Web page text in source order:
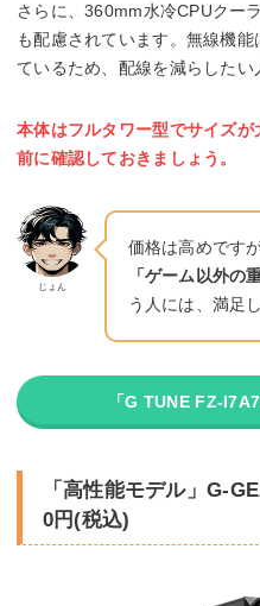
さらに、360mm水冷CPUクー
も配慮されています。無線機
ているため、配線を減らしたい
本体はフルタワー型でサイズ
前に確認しておきましょう。
じょん
価格は高めですが
「ゲーム以外の
う人には、満足
「G TUNE FZ-
「高性能モデル」G-
0円(税込)